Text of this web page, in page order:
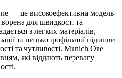
— це високоефективна модель
для швидкості та
з легких матеріалів,
та низькопрофільної підошви
та чутливості. Munich One
які віддають перевагу